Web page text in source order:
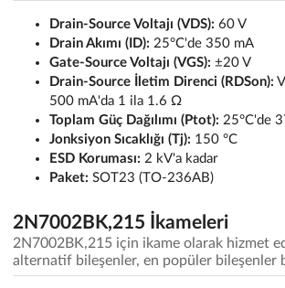
Drain-Source Voltajı (VDS): 60 V
Drain Akımı (ID): 25°C'de 350 mA
Gate-Source Voltajı (VGS): ±20 V
Drain-Source İletim Direnci (RDSon):
500 mA'da 1 ila 1.6 Ω
Toplam Güç Dağılımı (Ptot): 25°C'de
Jonksiyon Sıcaklığı (Tj): 150 °C
ESD Koruması: 2 kV'a kadar
Paket: SOT23 (TO-236AB)
2N7002BK,215 İkameleri
2N7002BK,215 için ikame olarak hizmet
alternatif bileşenler, en popüler bileşenler